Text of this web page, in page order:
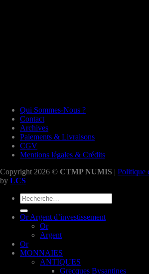
Qui Sommes-Nous ?
Contact
Archives
Paiements & Livraisons
CGV
Mentions légales & Crédits
Copyright 2026 © CTMP NUMIS | Politique
by LCS
Recherche
pour :
Or Argent d’investissement
Or
Argent
Or
MONNAIES
ANTIQUES
Grecques Bysantines